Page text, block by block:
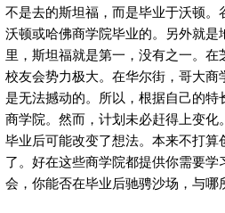
不是去的斯坦福，而是毕业于沃顿
沃顿或哈佛商学院毕业的。另外就
里，斯坦福就是第一，没有之一。
校友会势力极大。在华尔街，哥大
是无法撼动的。所以，根据自己的
商学院。然而，计划未必赶得上变化
毕业后可能改变了想法。本来不打
了。好在这些商学院都提供你需要
会，你能否在毕业后驰骋沙场，与哪